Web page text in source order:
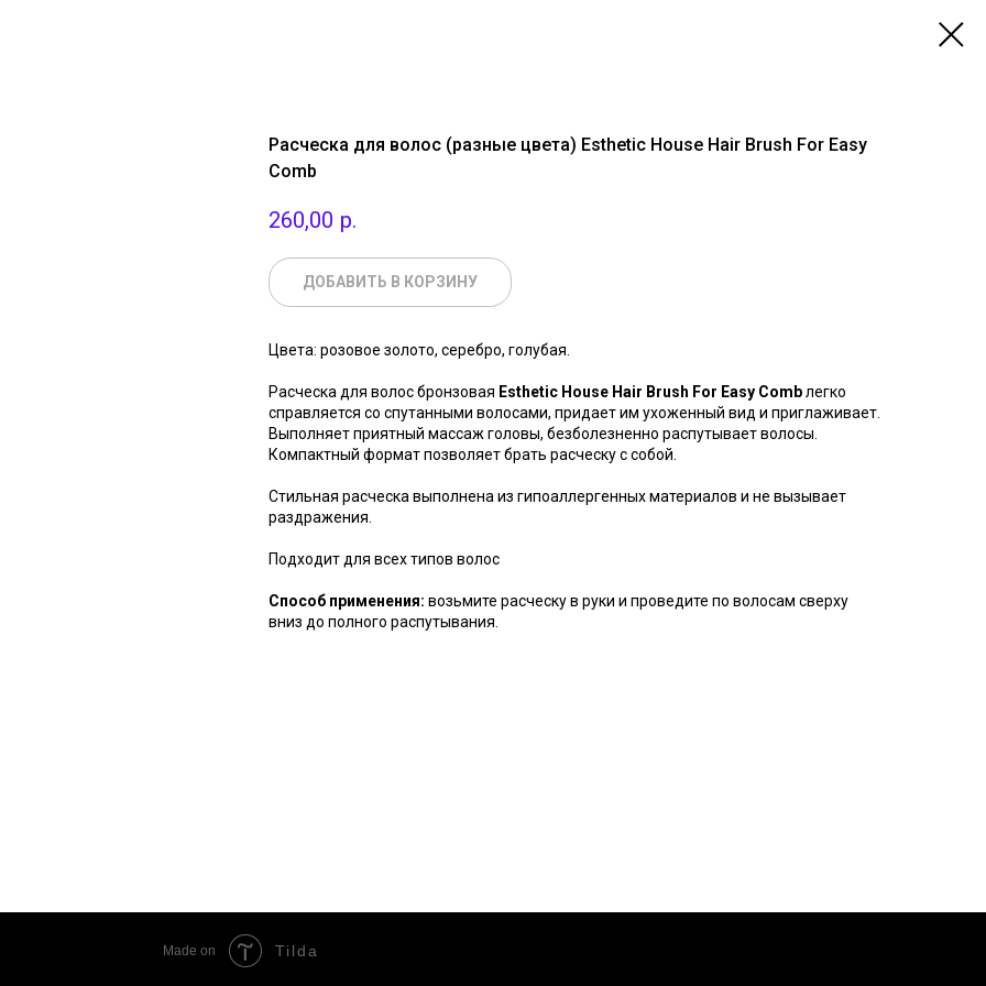
Расческа для волос (разные цвета) Esthetic House Hair Brush For Easy
Comb
260,00 р.
ДОБАВИТЬ В КОРЗИНУ
Цвета: розовое золото, серебро, голубая.
Расческа для волос бронзовая Esthetic House Hair Brush For Easy Combлегко
справляется со спутанными волосами, придает им ухоженный вид и приглаживает.
Выполняет приятный массаж головы, безболезненно распутывает волосы.
Компактный формат позволяет брать расческу с собой.
Стильная расческа выполнена из гипоаллергенных материалов и не вызывает
раздражения.
Подходит для всех типов волос
Способ применения: возьмите расческу в руки и проведите по волосам сверху
вниз до полного распутывания.
Made on Tilda